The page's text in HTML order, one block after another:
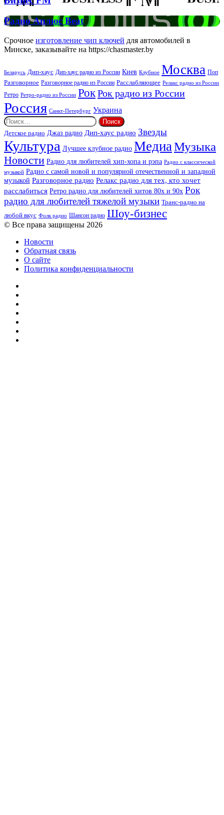
Радио
Аплюс
Beat
Радио Аплюс Beat
Срочное изготовление чип ключей для автомобилей в
Минске, заказывайте на https://chasmaster.by
Беларусь Дип-хаус Дип-хаус радио из России Киев Клубное Москва Поп
Разговорное Разговорное радио из России Расслабляющее Релакс радио из России
Ретро Ретро-радио из России РокРок радио из России
Россия Санкт-Петербург Украина
Найти:
Детское радио Джаз радио Дип-хаус радио Звезды
Культура Лучшее клубное радио Медиа Музыка
Новости Радио для любителей хип-хопа и рэпа Радио с классической
музыкой Радио с самой новой и популярной отечественной и западной
музыкой Разговорное радио Релакс радио для тех, кто хочет
расслабиться Ретро радио для любителей хитов 80х и 90х Рок
радио для любителей тяжелой музыки Транс-радио на
любой вкус Фолк радио Шансон радио Шоу-бизнес
© Все права защищены 2026
Новости
Обратная связь
О сайте
Политика конфиденциальности